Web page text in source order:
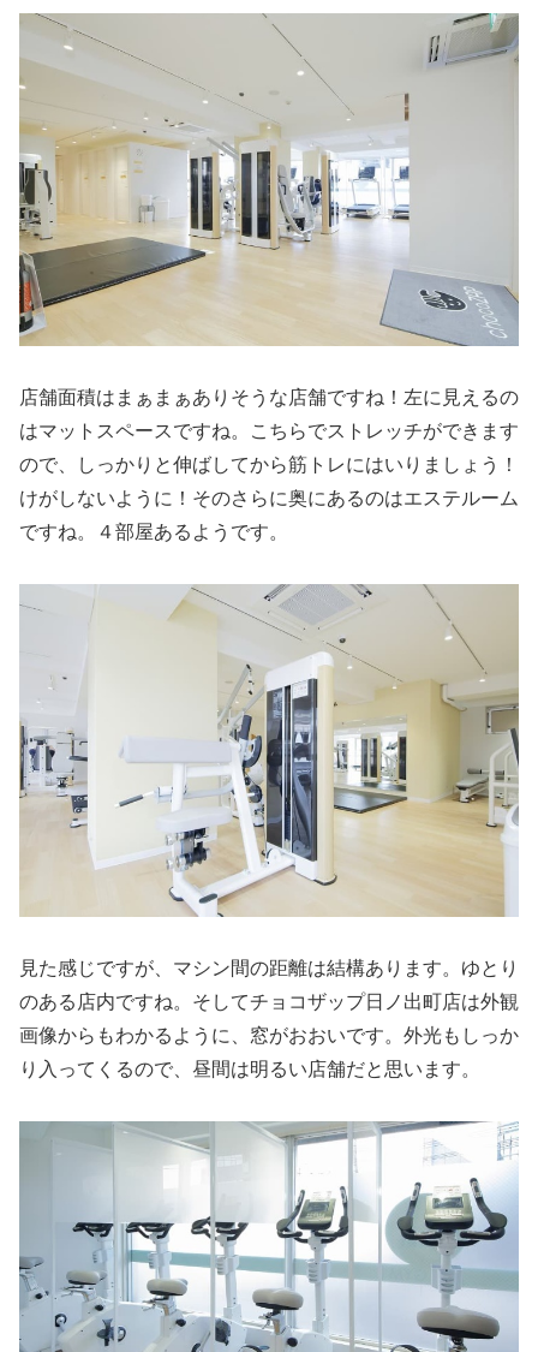
店舗面積はまぁまぁありそうな店舗ですね！左に見えるの
はマットスペースですね。こちらでストレッチができます
ので、しっかりと伸ばしてから筋トレにはいりましょう！
けがしないように！そのさらに奥にあるのはエステルーム
ですね。４部屋あるようです。
見た感じですが、マシン間の距離は結構あります。ゆとり
のある店内ですね。そしてチョコザップ日ノ出町店は外観
画像からもわかるように、窓がおおいです。外光もしっか
り入ってくるので、昼間は明るい店舗だと思います。